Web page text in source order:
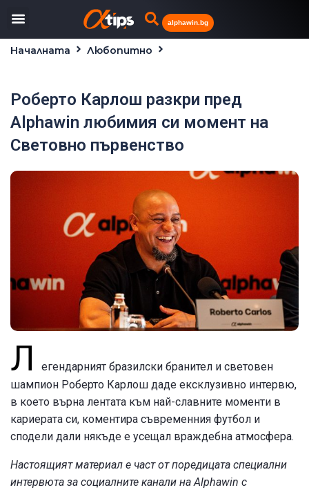
alphawin.bg
Началната
Любопитно
Роберто Карлош разкри пред
Alphawin любимия си момент на
Световно първенство
Л
егендарният бразилски бранител и световен
шампион Роберто Карлош даде ексклузивно интервю,
в което върна лентата към най-славните моменти в
кариерата си, коментира съвременния футбол и
сподели дали някъде е усещал враждебна атмосфера.
Настоящият материал е част от поредицата специални
интервюта за социалните канали на Alphawin с